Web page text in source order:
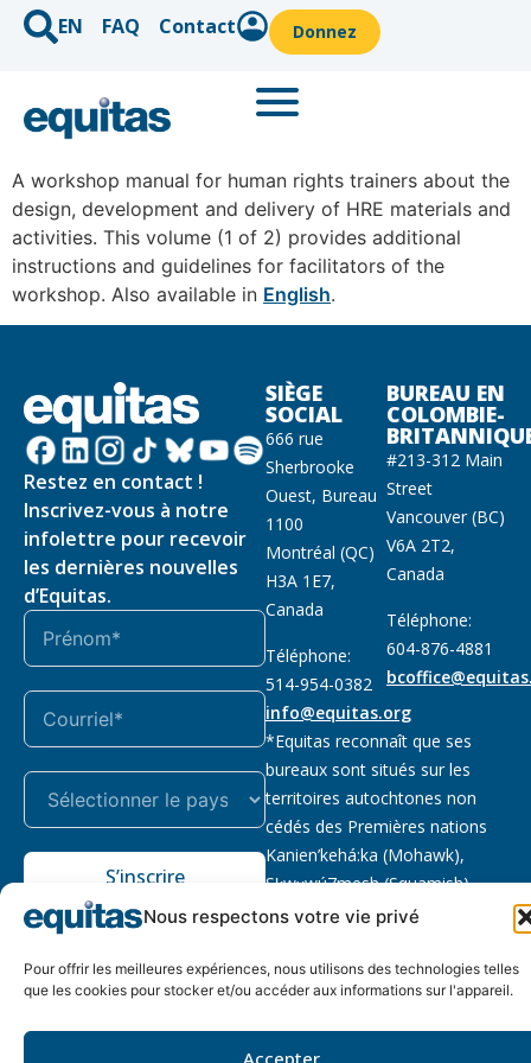
Nous respectons votre vie privé
Pour offrir les meilleures expériences, nous utilisons des technologies telles
que les cookies pour stocker et/ou accéder aux informations sur l'appareil.
Accepter
EN FAQ Contact Donnez
A workshop manual for human rights trainers about the
design, development and delivery of HRE materials and
activities. This volume (1 of 2) provides additional
instructions and guidelines for facilitators of the
workshop. Also available in English.
Restez en contact !
Inscrivez-vous à notre
infolettre pour recevoir
les dernières nouvelles
d’Equitas.
S’inscrire
SIÈGE
SOCIAL
666 rue
Sherbrooke
Ouest, Bureau
1100
Montréal (QC)
H3A 1E7,
Canada
Téléphone:
514-954-0382
info@equitas.org
BUREAU EN
COLOMBIE-
#213-312 Main
Street
Vancouver (BC)
V6A 2T2,
Canada
Téléphone:
604-876-4881
*Equitas reconnaît que ses
bureaux sont situés sur les
territoires autochtones non
cédés des Premières nations
Kanien’kehá:ka (Mohawk),
Sḵwx̱wú7mesh (Squamish),
səl̓ilwətaɁɬ (Tsleil Waututh) et
Lire la suite
de